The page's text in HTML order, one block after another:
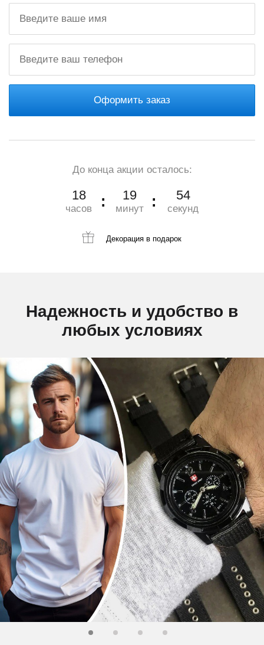
Оформить заказ
До конца акции осталось:
18
часов
19
минут
53
секунд
Декорация в подарок
Надежность и удобство в
любых условиях